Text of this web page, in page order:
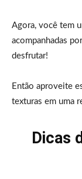
Agora, você tem
acompanhadas
desfrutar!
Então aproveite
texturas em uma
Dicas